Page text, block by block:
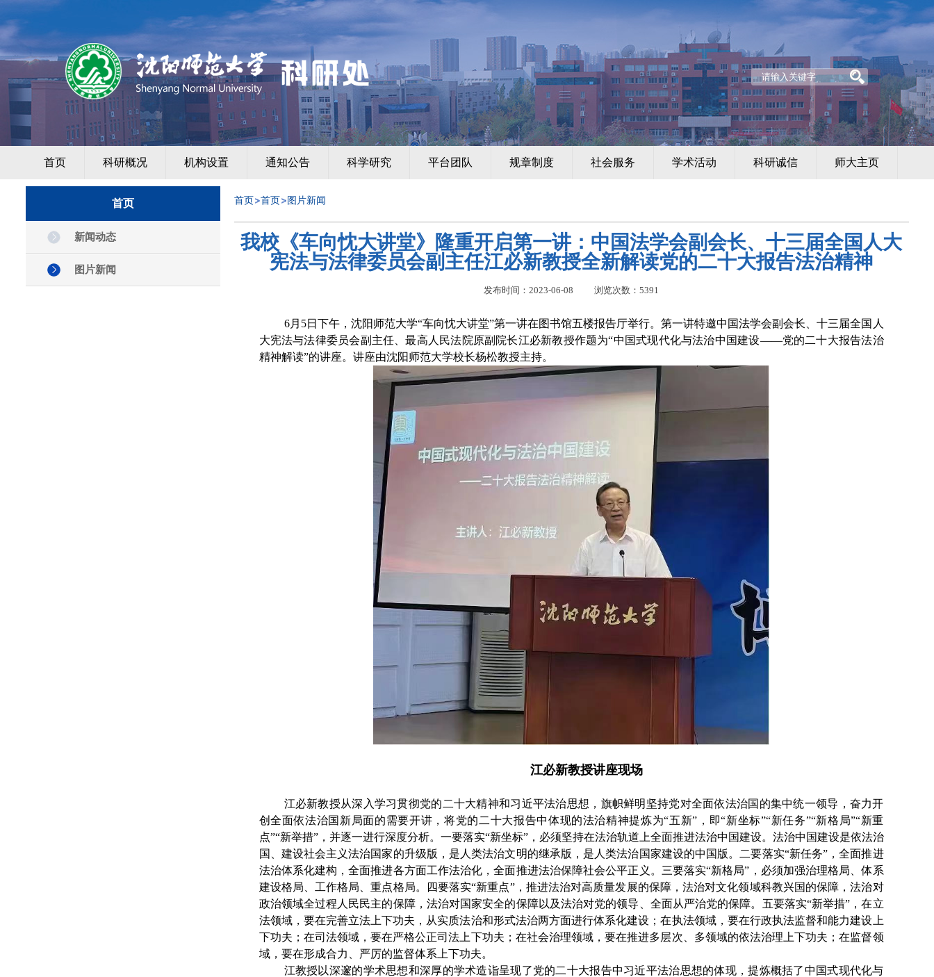
首页 科研概况 机构设置 通知公告 科学研究 平台团队 规章制度 社会服务 学术活动 科研诚信 师大主页
首页
新闻动态
图片新闻
首页 首页 图片新闻
我校《车向忱大讲堂》隆重开启第一讲：中国法学会副会长、十三届全国人大
宪法与法律委员会副主任江必新教授全新解读党的二十大报告法治精神
发布时间：2023-06-08 浏览次数： 5391
6月 5日下午，沈阳师范大学“车向忱大讲堂”第一讲在图书馆五楼报告厅举行。第一讲特邀中国法学会副会长、十三届全国人
大宪法与法律委员会副主任、最高人民法院原副院长江必新教授作题为“中国式现代化与法治中国建设——党的二十大报告法治
精神解读”的讲座。讲座由沈阳师范大学校长杨松教授主持。
江必新教授讲座现场
江必新教授从深入学习贯彻党的二十大精神和习近平法治思想，旗帜鲜明坚持党对全面依法治国的集中统一领导，奋力开
创全面依法治国新局面的需要开讲，将党的二十大报告中体现的法治精神提炼为“五新”，即“新坐标”“新任务”“新格局”“新重
点”“新举措”，并逐一进行深度分析。一要落实“新坐标”，必须坚持在法治轨道上全面推进法治中国建设。法治中国建设是依法治
国、建设社会主义法治国家的升级版，是人类法治文明的继承版，是人类法治国家建设的中国版。二要落实“新任务”，全面推进
法治体系化建构，全面推进各方面工作法治化，全面推进法治保障社会公平正义。三要落实“新格局”，必须加强治理格局、体系
建设格局、工作格局、重点格局。四要落实“新重点”，推进法治对高质量发展的保障，法治对文化领域科教兴国的保障，法治对
政治领域全过程人民民主的保障，法治对国家安全的保障以及法治对党的领导、全面从严治党的保障。五要落实“新举措”，在立
法领域，要在完善立法上下功夫，从实质法治和形式法治两方面进行体系化建设；在执法领域，要在行政执法监督和能力建设上
下功夫；在司法领域，要在严格公正司法上下功夫；在社会治理领域，要在推进多层次、多领域的依法治理上下功夫；在监督领
域，要在形成合力、严厉的监督体系上下功夫。
江教授以深邃的学术思想和深厚的学术造诣呈现了党的二十大报告中习近平法治思想的体现，提炼概括了中国式现代化与